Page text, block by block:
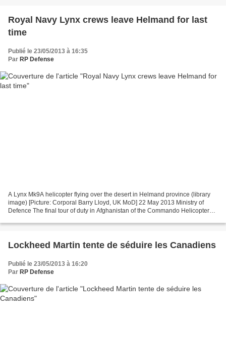
Royal Navy Lynx crews leave Helmand for last
time
Publié le 23/05/2013 à 16:35
Par RP Defense
A Lynx Mk9A helicopter flying over the desert in Helmand province (library
image) [Picture: Corporal Barry Lloyd, UK MoD] 22 May 2013 Ministry of
Defence The final tour of duty in Afghanistan of the Commando Helicopter
Lockheed Martin tente de séduire les Canadiens
Publié le 23/05/2013 à 16:20
Par RP Defense